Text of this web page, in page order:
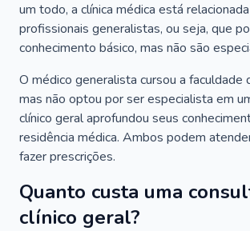
um todo, a clínica médica está
profissionais generalistas, ou seja, que
conhecimento básico, mas não são
O médico generalista cursou a faculdade
mas não optou por ser especialista em
clínico geral aprofundou seus
residência médica. Ambos podem
fazer prescrições.
Quanto custa uma
clínico geral?